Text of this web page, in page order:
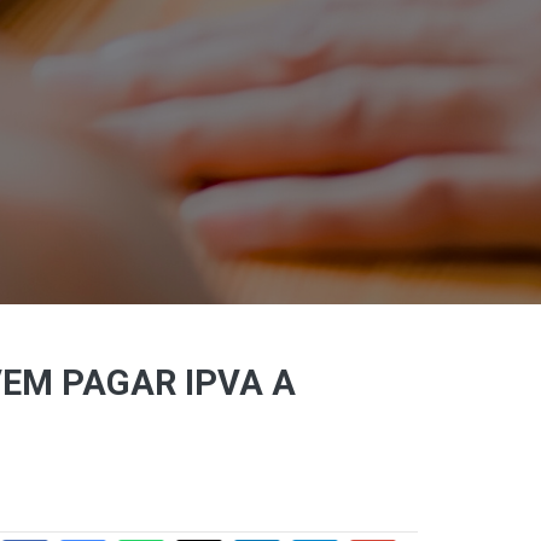
PAGAR IPVA A